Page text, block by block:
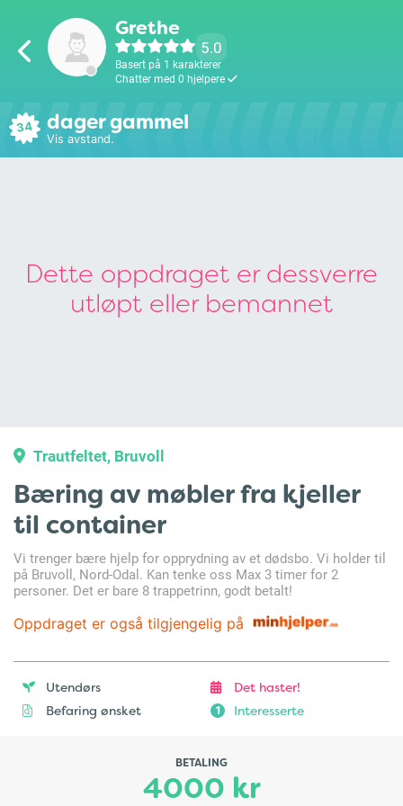
Grethe
5.0
Basert på 1 karakterer
Chatter med 0 hjelpere
34 dager gammel
Vis avstand.
Dette oppdraget er dessverre
utløpt eller bemannet
Trautfeltet, Bruvoll
Bæring av møbler fra kjeller
til container
Vi trenger bære hjelp for opprydning av et dødsbo. Vi holder til
på Bruvoll, Nord-Odal. Kan tenke oss Max 3 timer for 2
personer. Det er bare 8 trappetrinn, godt betalt!
Oppdraget er også tilgjengelig på
Utendørs
Det haster!
Befaring ønsket
1 Interesserte
BETALING
4000 kr